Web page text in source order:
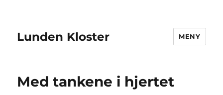
Lunden Kloster MENY
Med tankene i hjertet